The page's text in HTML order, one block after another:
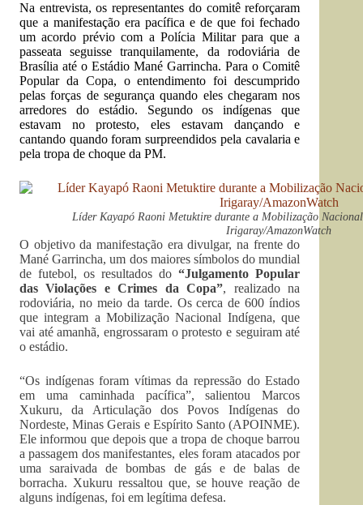
Na entrevista, os representantes do comitê reforçaram
que a manifestação era pacífica e de que foi fechado
um acordo prévio com a Polícia Militar para que a
passeata seguisse tranquilamente, da rodoviária de
Brasília até o Estádio Mané Garrincha. Para o Comitê
Popular da Copa, o entendimento foi descumprido
pelas forças de segurança quando eles chegaram nos
arredores do estádio. Segundo os indígenas que
estavam no protesto, eles estavam dançando e
cantando quando foram surpreendidos pela cavalaria e
pela tropa de choque da PM.
Líder Kayapó Raoni Metuktire durante a Mobilização
Irigaray/AmazonWatch
O objetivo da manifestação era divulgar, na frente do
Mané Garrincha, um dos maiores símbolos do mundial
de futebol, os resultados do “Julgamento Popular
das Violações e Crimes da Copa”, realizado na
rodoviária, no meio da tarde. Os cerca de 600 índios
que integram a Mobilização Nacional Indígena, que
vai até amanhã, engrossaram o protesto e seguiram até
o estádio.
“Os indígenas foram vítimas da repressão do Estado
em uma caminhada pacífica”, salientou Marcos
Xukuru, da Articulação dos Povos Indígenas do
Nordeste, Minas Gerais e Espírito Santo (APOINME).
Ele informou que depois que a tropa de choque barrou
a passagem dos manifestantes, eles foram atacados por
uma saraivada de bombas de gás e de balas de
borracha. Xukuru ressaltou que, se houve reação de
alguns indígenas, foi em legítima defesa.